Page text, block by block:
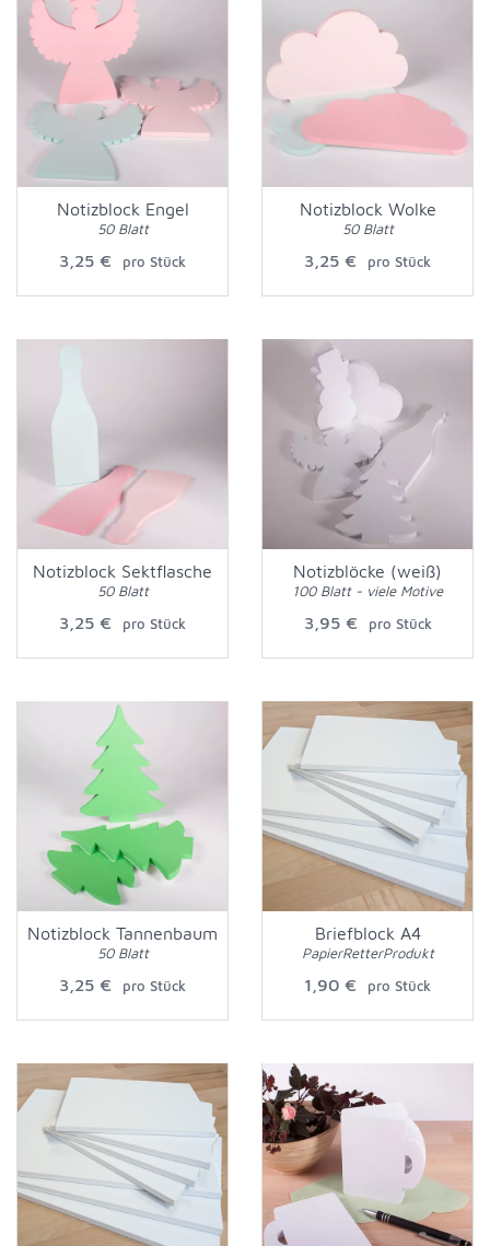
Notizblock Engel
50 Blatt
3,25 € pro Stück
Notizblock Wolke
50 Blatt
3,25 € pro Stück
Notizblock Sektflasche
50 Blatt
3,25 € pro Stück
Notizblöcke (weiß)
100 Blatt - viele Motive
3,95 € pro Stück
Notizblock Tannenbaum
50 Blatt
3,25 € pro Stück
Briefblock A4
PapierRetterProdukt
1,90 € pro Stück